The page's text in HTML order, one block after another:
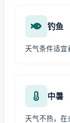
钓鱼
天气条件适宜
中暑
天气不热，在